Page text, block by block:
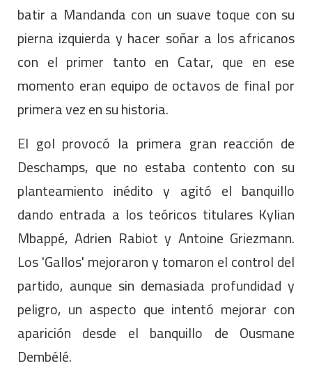
batir a Mandanda con un suave toque con su
pierna izquierda y hacer soñar a los africanos
con el primer tanto en Catar, que en ese
momento eran equipo de octavos de final por
primera vez en su historia.
El gol provocó la primera gran reacción de
Deschamps, que no estaba contento con su
planteamiento inédito y agitó el banquillo
dando entrada a los teóricos titulares Kylian
Mbappé, Adrien Rabiot y Antoine Griezmann.
Los 'Gallos' mejoraron y tomaron el control del
partido, aunque sin demasiada profundidad y
peligro, un aspecto que intentó mejorar con
aparición desde el banquillo de Ousmane
Dembélé.